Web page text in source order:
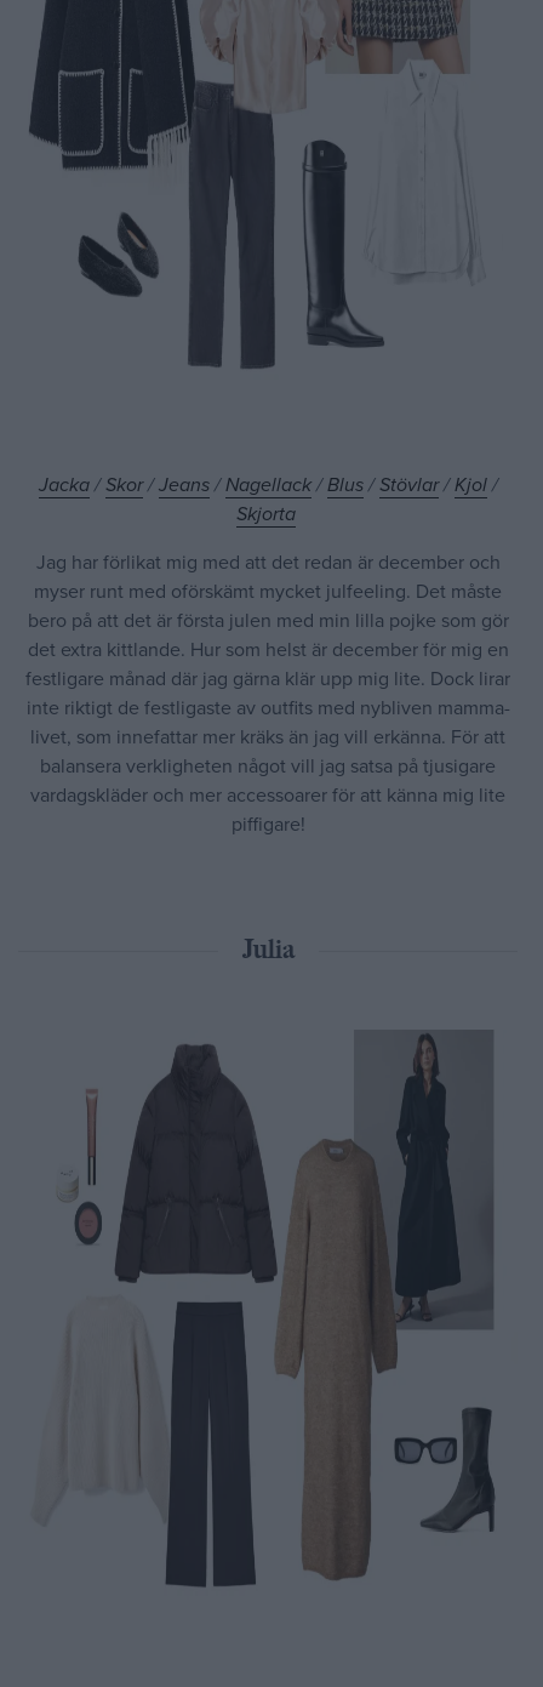
Jacka/Skor/Jeans/Nagellack/Blus/Stövlar/Kjol/
Skjorta
Jag har förlikat mig med att det redan är december och
myser runt med oförskämt mycket julfeeling. Det måste
bero på att det är första julen med min lilla pojke som gör
det extra kittlande. Hur som helst är december för mig en
festligare månad där jag gärna klär upp mig lite. Dock lirar
inte riktigt de festligaste av outfits med nybliven mamma-
livet, som innefattar mer kräks än jag vill erkänna. För att
balansera verkligheten något vill jag satsa på tjusigare
vardagskläder och mer accessoarer för att känna mig lite
piffigare!
Julia